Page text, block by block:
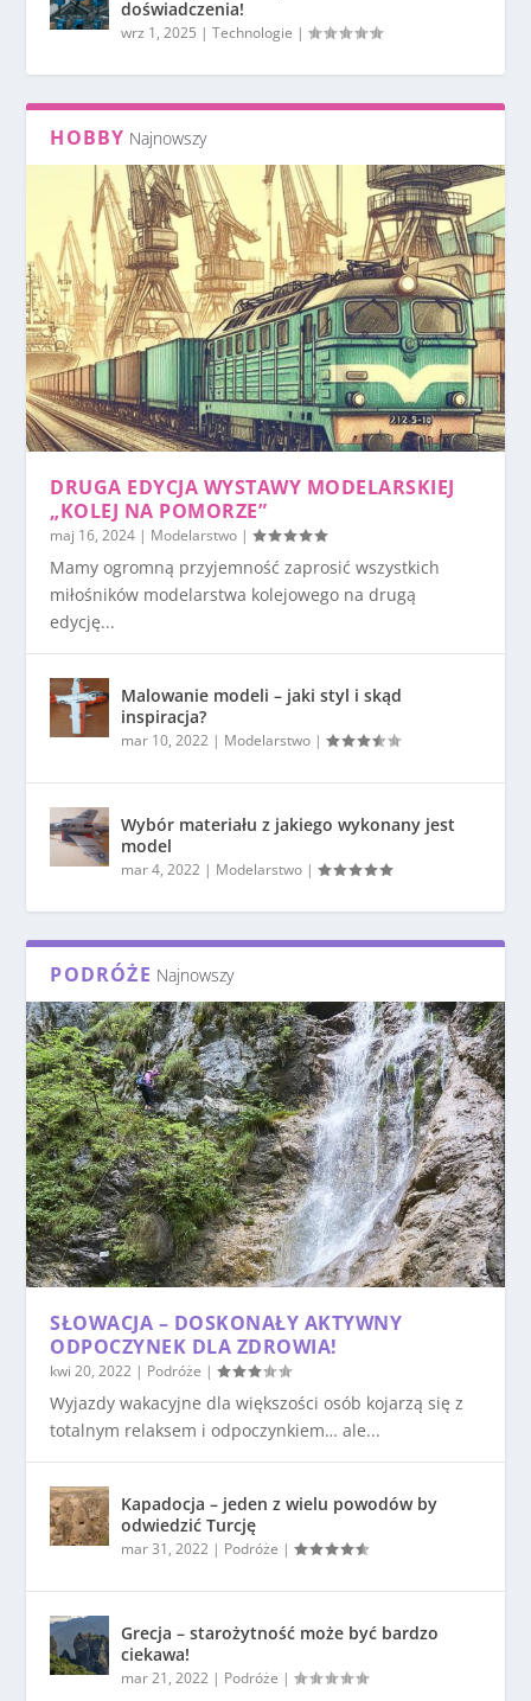
doświadczenia!
wrz 1, 2025 |Technologie |
HOBBY Najnowszy
DRUGA EDYCJA WYSTAWY MODELARSKIEJ
„KOLEJ NA POMORZE”
maj 16, 2024 | Modelarstwo |
Mamy ogromną przyjemność zaprosić wszystkich
miłośników modelarstwa kolejowego na drugą
edycję...
Malowanie modeli – jaki styl i skąd
inspiracja?
mar 10, 2022 | Modelarstwo |
Wybór materiału z jakiego wykonany jest
model
mar 4, 2022 | Modelarstwo |
PODRÓŻE Najnowszy
SŁOWACJA – DOSKONAŁY AKTYWNY
ODPOCZYNEK DLA ZDROWIA!
kwi 20, 2022 | Podróże |
Wyjazdy wakacyjne dla większości osób kojarzą się z
totalnym relaksem i odpoczynkiem… ale...
Kapadocja – jeden z wielu powodów by
odwiedzić Turcję
mar 31, 2022 | Podróże |
Grecja – starożytność może być bardzo
ciekawa!
mar 21, 2022 | Podróże |